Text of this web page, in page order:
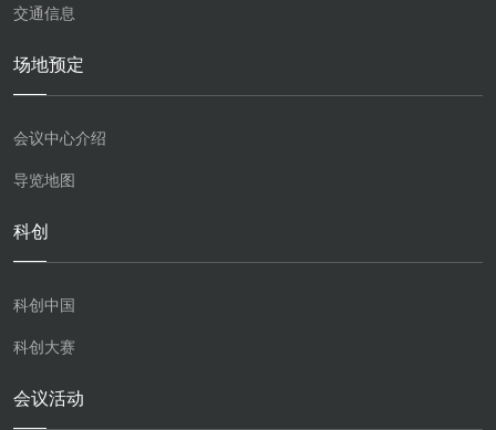
交通信息
场地预定
会议中心介绍
导览地图
科创
科创中国
科创大赛
会议活动